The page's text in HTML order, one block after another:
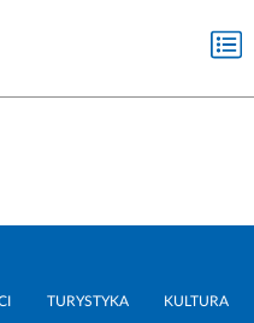
TURYSTYKA KULTURA